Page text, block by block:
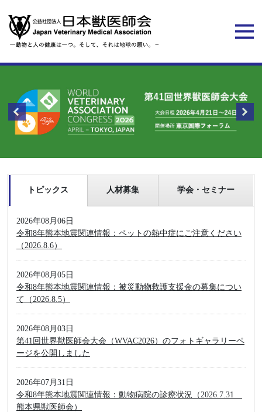
トピックス 人材募集 学会・セミナー
2026年08月06日
令和8年熊本地震関連情報：ペットの熱中症にご注意ください
（2026.8.6）
2026年08月05日
令和8年熊本地震関連情報：被災動物救護支援金の募集につい
て（2026.8.5）
2026年08月03日
第41回世界獣医師会大会（WVAC2026）のフォトギャラリーペ
ージを公開しました
2026年07月31日
令和8年熊本地震関連情報：動物病院の診療状況（2026.7.31
熊本県獣医師会）